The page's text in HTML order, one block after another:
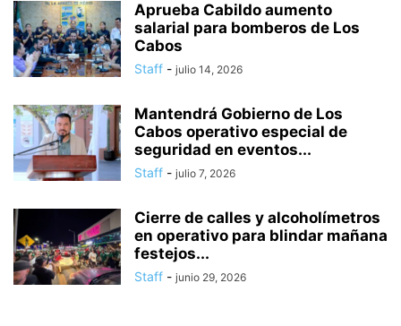
Aprueba Cabildo aumento
salarial para bomberos de Los
Cabos
Staff - julio 14, 2026
Mantendrá Gobierno de Los
Cabos operativo especial de
seguridad en eventos...
Staff - julio 7, 2026
Cierre de calles y alcoholímetros
en operativo para blindar mañana
festejos...
Staff - junio 29, 2026